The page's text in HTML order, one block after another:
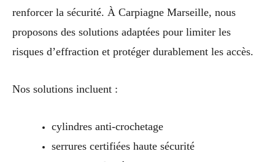
renforcer la sécurité. À Carpiagne Marseille, nous
proposons des solutions adaptées pour limiter les
risques d’effraction et protéger durablement les accès.
Nos solutions incluent :
cylindres anti-crochetage
serrures certifiées haute sécurité